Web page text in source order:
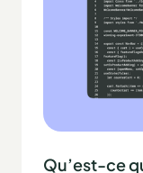
Qu’est-ce